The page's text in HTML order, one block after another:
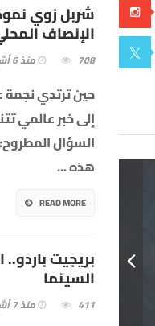
شربل زوي
الإنصاف
708
حين ترتدي نجمة
إلى خبر عالمي
السؤال
هذه...
READ MORE
بريجيت
السينما
411